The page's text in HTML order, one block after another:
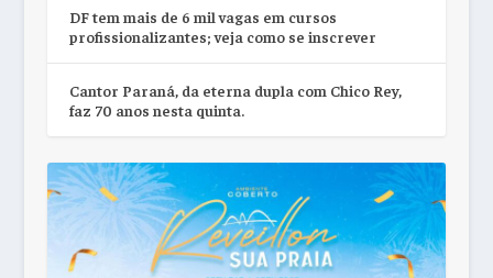
DF tem mais de 6 mil vagas em cursos
profissionalizantes; veja como se inscrever
Cantor Paraná, da eterna dupla com Chico Rey,
faz 70 anos nesta quinta.